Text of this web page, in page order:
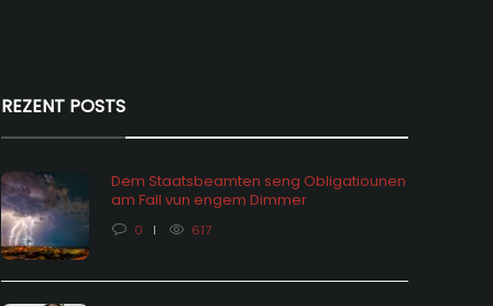
REZENT POSTS
Dem Staatsbeamten seng Obligatiounen
am Fall vun engem Dimmer
0 617